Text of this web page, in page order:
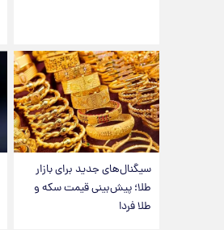
سیگنال‌های جدید برای بازار
طلا؛ پیش‌بینی قیمت سکه و
طلا فردا